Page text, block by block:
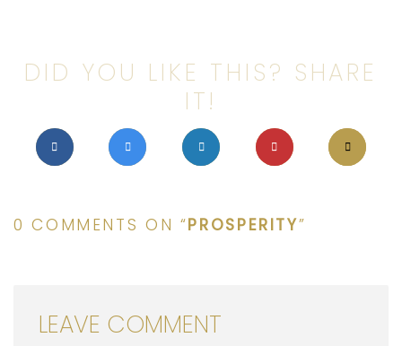
DID YOU LIKE THIS? SHARE
IT!
0 COMMENTS ON “PROSPERITY”
LEAVE COMMENT